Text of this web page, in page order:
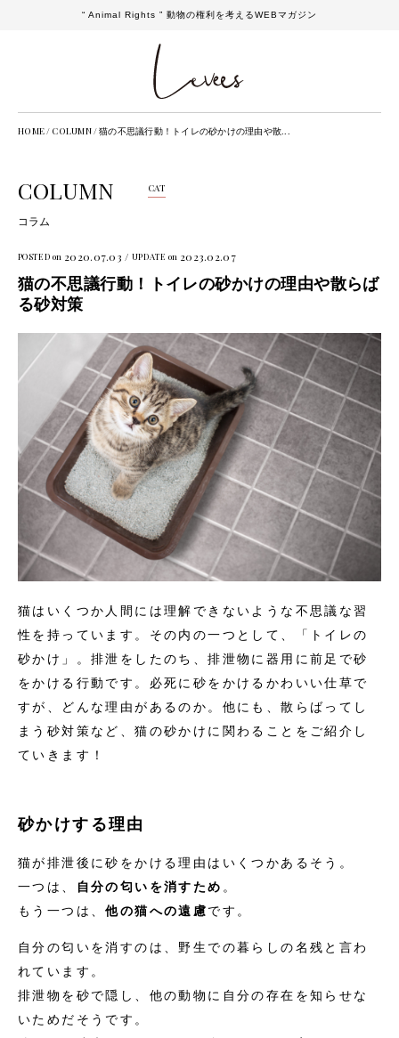
“ Animal Rights ” 動物の権利を考えるWEBマガジン
HOME / COLUMN /猫の不思議行動！トイレの砂かけの理由や散...
COLUMN
コラム
CAT
POSTED on 2020.07.03 / UPDATE on 2023.02.07
猫の不思議行動！トイレの砂かけの理由や散らば
る砂対策
猫はいくつか人間には理解できないような不思議な習
性を持っています。その内の一つとして、「トイレの
砂かけ」。排泄をしたのち、排泄物に器用に前足で砂
をかける行動です。必死に砂をかけるかわいい仕草で
すが、どんな理由があるのか。他にも、散らばってし
まう砂対策など、猫の砂かけに関わることをご紹介し
ていきます！
砂かけする理由
猫が排泄後に砂をかける理由はいくつかあるそう。
一つは、
自分の匂いを消すため 。
もう一つは、他の猫への遠慮です。
自分の匂いを消すのは、野生での暮らしの名残と言わ
れています。
排泄物を砂で隠し、他の動物に自分の存在を知らせな
いためだそうです。